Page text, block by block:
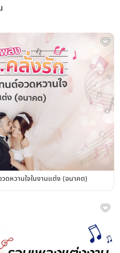
ดหวานใจในงานแต่ง (อนาคต)